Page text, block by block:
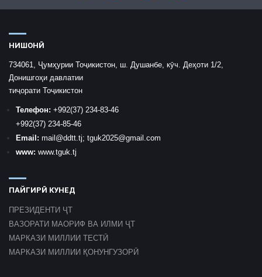
НИШОНӢ
734061, Ҷумҳурии Тоҷикистон, ш. Душанбе, кӯч. Деҳоти 1/2,
Донишгоҳи давлатии
тиҷорати Тоҷикистон
Телефон: +992(37) 234-83-46
+992(37) 234-85-46
Email: mail @ddtt.tj; tguk2025@gmail.com
www: www.tguk.tj
ПАЙГИРӢ КУНЕД
ПРЕЗИДЕНТИ ҶТ
ВАЗОРАТИ МАОРИФ ВА ИЛМИ ҶТ
МАРКАЗИ МИЛЛИИ ТЕСТӢ
МАРКАЗИ МИЛЛИИ ҚОНУНГУЗОРӢ